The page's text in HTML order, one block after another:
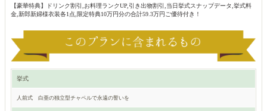
【豪華特典】ドリンク割引,お料理ランクUP,引き出物割引,当日挙式スナップデータ,挙式料
金,新郎新婦様衣装各1点,限定特典10万円分の合計59.3万円ご優待付き！
挙式
人前式 白亜の独立型チャペルで永遠の誓いを